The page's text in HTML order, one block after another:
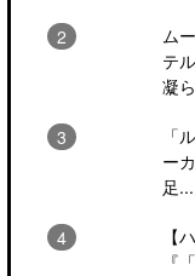
ム
テ
凝
「
ー
足...
【
『